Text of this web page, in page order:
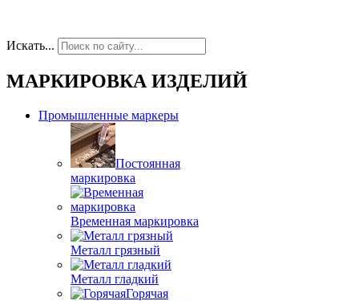
Искать...
МАРКИРОВКА ИЗДЕЛИЙ
Промышленные маркеры
Постоянная
маркировка
Временная маркировка
Металл грязный
Металл гладкий
Горячая